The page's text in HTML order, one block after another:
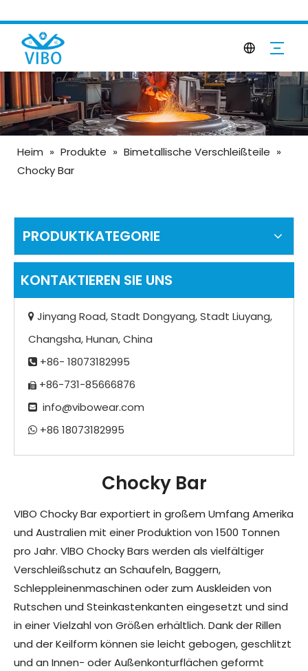
Heim » Produkte » Bimetallische Verschleißteile »
Chocky Bar
PRODUKTKATEGORIE
KONTAKTIEREN SIE UNS
 Jinyang Road, Stadt Dongyang, Stadt Liuyang,
Changsha, Hunan, China
 +86- 18073182995
 +86-731-85666876
 info@vibowear.com
 +86 18073182995
Chocky Bar
VIBO Chocky Bar exportiert in großem Umfang Amerika
und Australien mit einer Produktion von 1500 Tonnen
pro Jahr. VlBO Chocky Bars werden als vielfältiger
Verschleißschutz an Schaufeln, Baggern,
Schleppleinenmaschinen oder zum Auskleiden von
Rutschen und Steinkastenkanten eingesetzt und sind
in einer Vielzahl von Größen erhältlich. Dank der Rillen
und der Keilform können sie leicht gebogen, geschlitzt
und an Innen- oder Außenkonturflächen geformt